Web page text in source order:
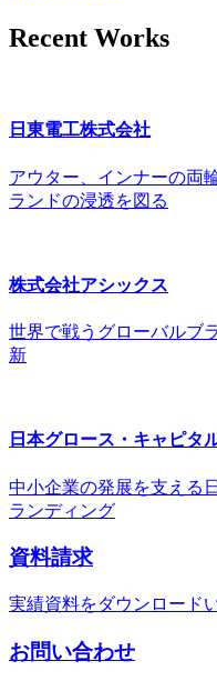
Recent Works
日東電工株式会社
アウター、インナーの両
ランドの浸透を図る
株式会社アシックス
世界で戦うグローバルブ
新
日本グロース・キャピタ
中小企業の発展を支える
ランディング
資料請求
実績資料をダウンロード
お問い合わせ